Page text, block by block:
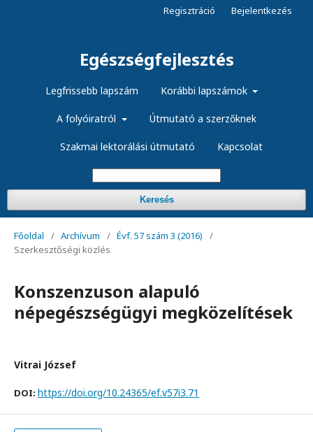
Egészségfejlesztés
Legfrissebb lapszám Korábbi lapszámok
A folyóiratról Útmutató a szerzőknek
Szakmai lektorálási útmutató Kapcsolat
Keresés
Regisztráció Bejelentkezés
Főoldal / Archívum / Évf. 57 szám 3 (2016)
/
Szerkesztőségi közlés
Konszenzuson alapuló
népegészségügyi megközelítések
Vitrai József
DOI: https://doi.org/10.24365/ef.v57i3.71